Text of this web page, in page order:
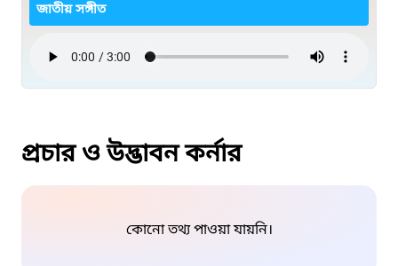
জাতীয় সঙ্গীত
প্রচার ও উদ্ভাবন কর্নার
কোনো তথ্য পাওয়া যায়নি।